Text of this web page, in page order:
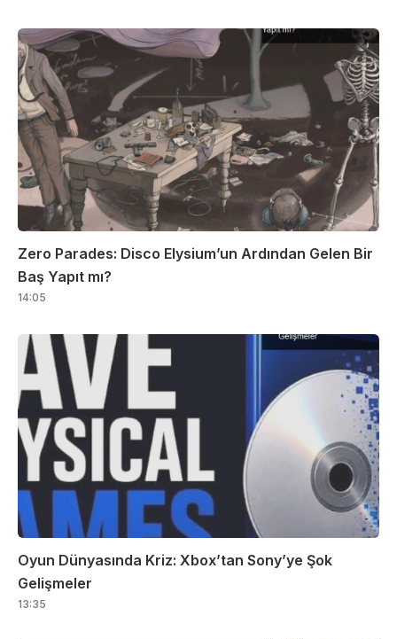
Zero Parades: Disco Elysium’un Ardından Gelen Bir
Baş Yapıt mı?
14:05
Oyun Dünyasında Kriz: Xbox’tan Sony’ye Şok
Gelişmeler
13:35